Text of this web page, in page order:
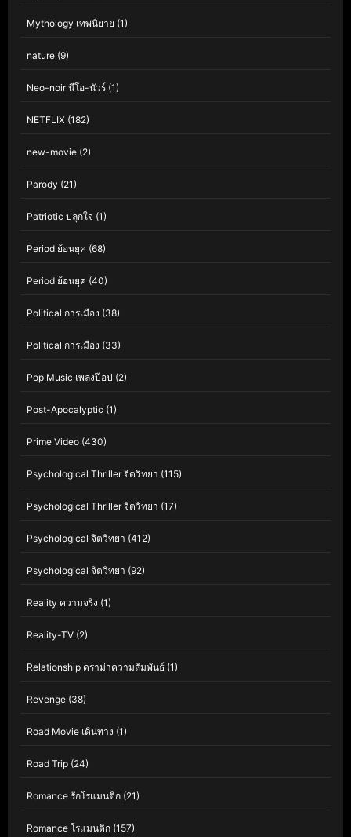
Mythology เทพนิยาย (1)
nature (9)
Neo-noir นีโอ-นัวร์ (1)
NETFLIX (182)
new-movie (2)
Parody (21)
Patriotic ปลุกใจ (1)
Period ย้อนยุค (68)
Period ย้อนยุค (40)
Political การเมือง (38)
Political การเมือง (33)
Pop Music เพลงป๊อป (2)
Post-Apocalyptic (1)
Prime Video (430)
Psychological Thriller จิตวิทยา (115)
Psychological Thriller จิตวิทยา (17)
Psychological จิตวิทยา (412)
Psychological จิตวิทยา (92)
Reality ความจริง (1)
Reality-TV (2)
Relationship ดราม่าความสัมพันธ์ (1)
Revenge (38)
Road Movie เดินทาง (1)
Road Trip (24)
Romance รักโรแมนติก (21)
Romance โรแมนติก (157)